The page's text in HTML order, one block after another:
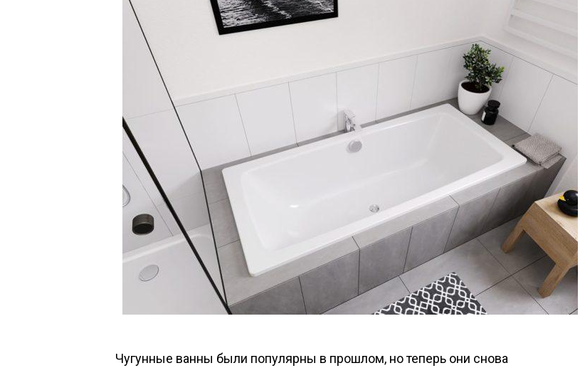
Чугунные ванны были популярны в прошлом, но теперь они снова